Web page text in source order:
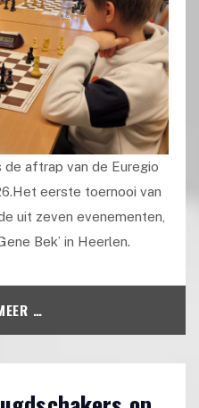
aftrap van de Euregio
eerste toernooi van
uit zeven evenementen,
Bek’ in Heerlen.
…